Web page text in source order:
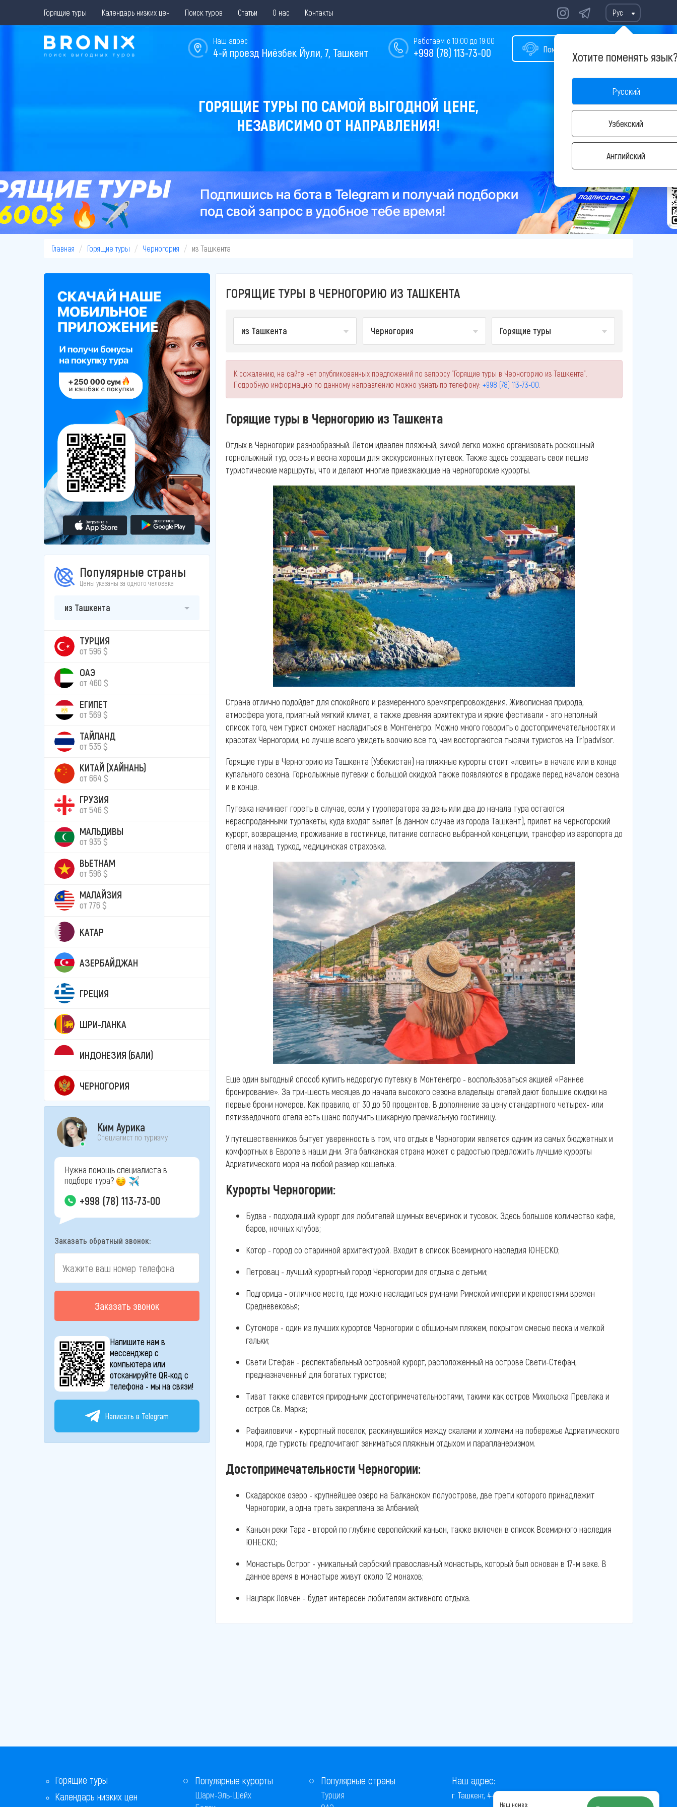
Горящие туры Календарь низких цен Поиск туров Статьи О нас Контакты Рус
Хотите поменять
Русский
Узбекский
Английский
Помощь в подборе тура
Работаем с 10:00 до 19:00
+998 (78) 113-73-00
Наш адрес
4-й проезд Ниёзбек Йули, 7, Ташкент
ГОРЯЩИЕ ТУРЫ ПО САМОЙ ВЫГОДНОЙ ЦЕНЕ,
НЕЗАВИСИМО ОТ НАПРАВЛЕНИЯ!
Главная Горящие туры Черногория из Ташкента
Популярные страны
Цены указаны за одного человека
из Ташкента
ТУРЦИЯ
от 596 $
ОАЭ
от 460 $
ЕГИПЕТ
от 569 $
ТАЙЛАНД
от 535 $
КИТАЙ (ХАЙНАНЬ)
от 664 $
ГРУЗИЯ
от 546 $
МАЛЬДИВЫ
от 935 $
ВЬЕТНАМ
от 596 $
МАЛАЙЗИЯ
от 776 $
КАТАР
АЗЕРБАЙДЖАН
ГРЕЦИЯ
ШРИ-ЛАНКА
ИНДОНЕЗИЯ (БАЛИ)
ЧЕРНОГОРИЯ
Ким Аурика
Специалист по туризму
Нужна помощь специалиста в
подборе тура?
+998 (78) 113-73-00
Заказать обратный звонок:
Заказать звонок
Напишите нам в
мессенджер с
компьютера или
отсканируйте QR-код с
телефона - мы на связи!
Написать в Telegram
ГОРЯЩИЕ ТУРЫ В ЧЕРНОГОРИЮ ИЗ ТАШКЕНТА
из Ташкента Черногория Горящие туры
К сожалению, на сайте нет опубликованных предложений по запросу "Горящие туры в Черногорию из Ташкента".
Подробную информацию по данному направлению можно узнать по телефону: +998 (78) 113-73-00
Горящие туры в Черногорию из Ташкента
Отдых в Черногории разнообразный. Летом идеален пляжный, зимой легко можно организовать роскошный
горнолыжный тур, осень и весна хороши для экскурсионных путевок. Также здесь создавать свои пешие
туристические маршруты, что и делают многие приезжающие на черногорские курорты.
Страна отлично подойдет для спокойного и размеренного времяпрепровождения. Живописная природа,
атмосфера уюта, приятный мягкий климат, а также древняя архитектура и яркие фестивали - это неполный
список того, чем турист сможет насладиться в Монтенегро. Можно много говорить о достопримечательностях и
красотах Черногории, но лучше всего увидеть воочию все то, чем восторгаются тысячи туристов на Tripadvisor.
Горящие туры в Черногорию из Ташкента (Узбекистан) на пляжные курорты стоит «ловить» в начале или в конце
купального сезона. Горнолыжные путевки с большой скидкой также появляются в продаже перед началом сезона
и в конце.
Путевка начинает гореть в случае, если у туроператора за день или два до начала тура остаются
нераспроданными турпакеты, куда входят вылет (в данном случае из города Ташкент), прилет на черногорский
курорт, возвращение, проживание в гостинице, питание согласно выбранной концепции, трансфер из аэропорта до
отеля и назад, туркод, медицинская страховка.
Еще один выгодный способ купить недорогую путевку в Монтенегро - воспользоваться акцией «Раннее
бронирование». За три-шесть месяцев до начала высокого сезона владельцы отелей дают большие скидки на
первые брони номеров. Как правило, от 30 до 50 процентов. В дополнение за цену стандартного четырех- или
пятизведочного отеля есть шанс получить шикарную премиальную гостиницу.
У путешественников бытует уверенность в том, что отдых в Черногории является одним из самых бюджетных и
комфортных в Европе в наши дни. Эта балканская страна может с радостью предложить лучшие курорты
Адриатического моря на любой размер кошелька.
Курорты Черногории:
Будва - подходящий курорт для любителей шумных вечеринок и тусовок. Здесь большое количество кафе,
баров, ночных клубов;
Котор - город со старинной архитектурой. Входит в список Всемирного наследия ЮНЕСКО;
Петровац - лучший курортный город Черногории для отдыха с детьми;
Подгорица - отличное место, где можно насладиться руинами Римской империи и крепостями времен
Средневековья;
Сутоморе - один из лучших курортов Черногории с обширным пляжем, покрытом смесью песка и мелкой
гальки;
Свети Стефан - респектабельный островной курорт, расположенный на острове Свети-Стефан,
предназначенный для богатых туристов;
Тиват также славится природными достопримечательностями, такими как остров Михольска Превлака и
остров Св. Марка;
Рафаиловичи - курортный поселок, раскинувшийся между скалами и холмами на побережье Адриатического
моря, где туристы предпочитают заниматься пляжным отдыхом и парапланеризмом.
Достопримечательности Черногории:
Скадарское озеро - крупнейшее озеро на Балканском полуострове, две трети которого принадлежит
Черногории, а одна треть закреплена за Албанией;
Каньон реки Тара - второй по глубине европейский каньон, также включен в список Всемирного наследия
ЮНЕСКО;
Монастырь Острог - уникальный сербский православный монастырь, который был основан в 17-м веке. В
данное время в монастыре живут около 12 монахов;
Нацпарк Ловчен - будет интересен любителям активного отдыха.
Горящие туры
Календарь низких цен
Популярные курорты
Шарм-Эль-Шейх
Популярные страны
Турция
Наш адрес:
г. Ташкент, 4-й проезд Ниёзбек Йули, 7
Наш номер: